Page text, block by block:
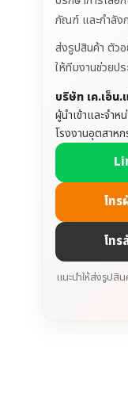
ภัณฑ์ และกำลัง
ส่งรูปสินค้า ตัว
ให้ทีมงานช่วยป
บริษัท เค.เอ็น
ผู้นำเข้าและจำ
โรงงานอุตสาหก
โท
โท
แนะนำให้ส่งรูปสิ